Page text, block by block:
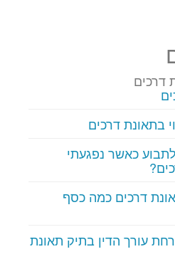
דרכים
בתאונת דרכים
כאשר נפגעתי
דרכים כמה כסף
עורך הדין בתיק תאונת